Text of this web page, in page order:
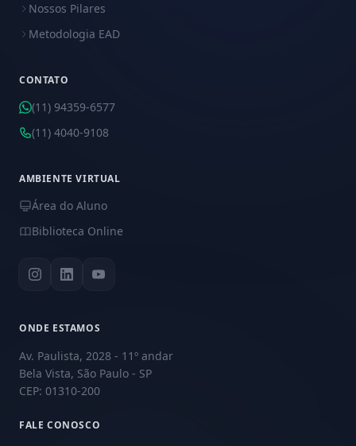
Nossos Pilares
Metodologia EAD
CONTATO
(11) 94359-6577
(11) 4040-9108
AMBIENTE VIRTUAL
Área do Aluno
Biblioteca Online
ONDE ESTAMOS
Av. Paulista, 2028 - 11º andar
Bela Vista, São Paulo - SP
CEP: 01310-200
FALE CONOSCO